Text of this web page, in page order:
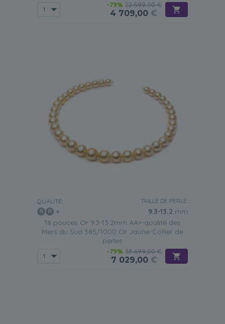
-79% 22 599,00 €
4 709,00 €
QUALITÉ: TAILLE DE PERLE:
9.3-13.2 mm
18 pouces Or 9.3-13.2mm AA+-qualité des
Mers du Sud 585/1000 Or Jaune-Collier de
perles
-79% 33 699,00 €
7 029,00 €